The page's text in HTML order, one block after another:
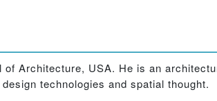
Architecture, USA. He is an
technologies and spatial thought.